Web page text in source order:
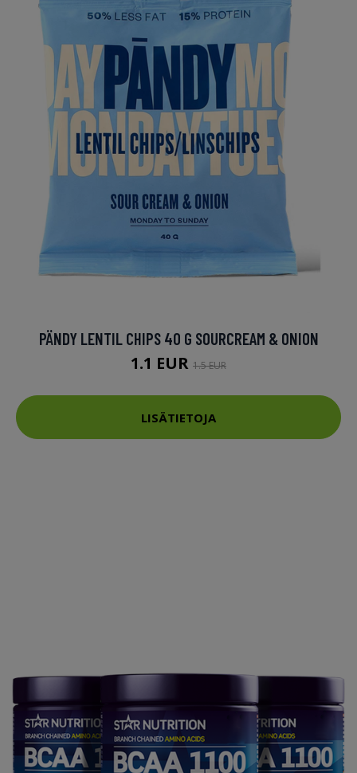
PÄNDY LENTIL CHIPS 40 G SOURCREAM & ONION
1.1 EUR 1.5 EUR
LISÄTIETOJA